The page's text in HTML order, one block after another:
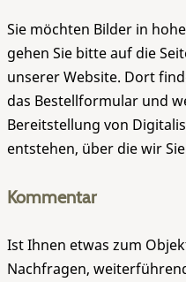
Sie möchten Bilder in
gehen Sie bitte auf die
unserer Website. Dort
das Bestellformular und
Bereitstellung von
entstehen, über die wir
Kommentar
Ist Ihnen etwas zum
Nachfragen,